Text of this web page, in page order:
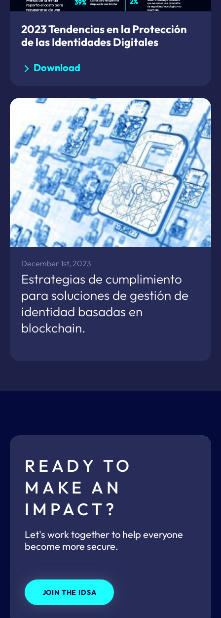
2023 Tendencias en la Protección
de las Identidades Digitales
Download
December 1st, 2023
Estrategias de cumplimiento
para soluciones de gestión de
identidad basadas en
blockchain.
READY TO
MAKE AN
IMPACT?
Let's work together to help everyone
become more secure.
JOIN THE IDSA